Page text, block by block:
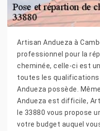
Artisan Andueza à
professionnel pour la
cheminée, celle-ci est
toutes les qualifications
Andueza possède.
Andueza est difficile,
le 33880 vous propose
votre budget auquel